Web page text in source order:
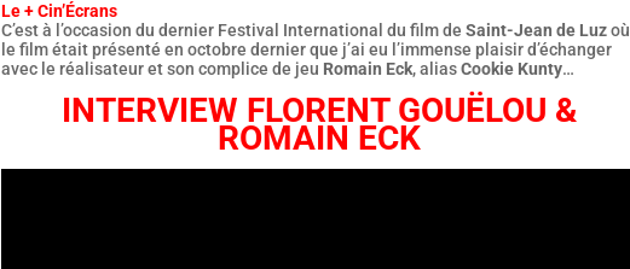
Le + Cin’Écrans
C’est à l’occasion du dernier Festival International du film de Saint-Jean de Luzoù
le film était présenté en octobre dernier que j’ai eu l’immense plaisir d’échanger
avec le réalisateur et son complice de jeu Romain Eck, aliasCookie Kunty…
INTERVIEW FLORENT GOUËLOU &
ROMAIN ECK